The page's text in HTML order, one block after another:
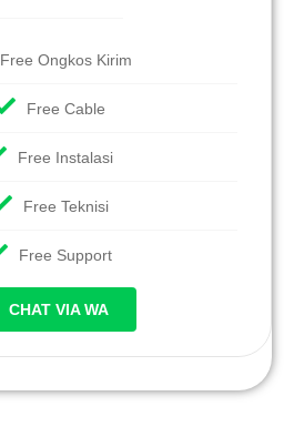
Free Ongkos Kirim
Free Cable
Free Instalasi
Free Teknisi
Free Support
CHAT VIA WA